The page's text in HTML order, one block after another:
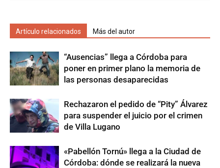
Artículo relacionados Más del autor
“Ausencias” llega a Córdoba para
poner en primer plano la memoria de
las personas desaparecidas
Rechazaron el pedido de “Pity” Álvarez
para suspender el juicio por el crimen
de Villa Lugano
«Pabellón Tornú» llega a la Ciudad de
Córdoba: dónde se realizará la nueva